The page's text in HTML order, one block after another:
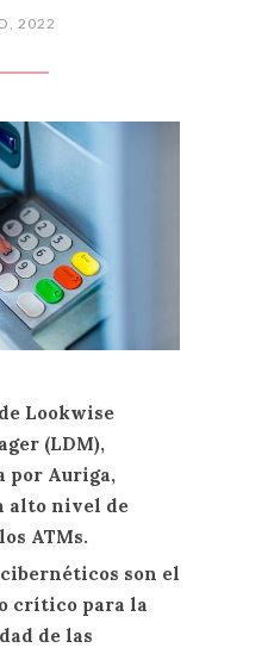
2022
Lookwise
(LDM),
por Auriga,
alto nivel de
ATMs.
son el
crítico para la
de las